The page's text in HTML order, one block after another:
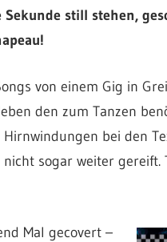
still stehen,
von einem Gig in
den zum Tanzen
Hirnwindungen bei den
sogar weiter gereift.
Mal gecovert –